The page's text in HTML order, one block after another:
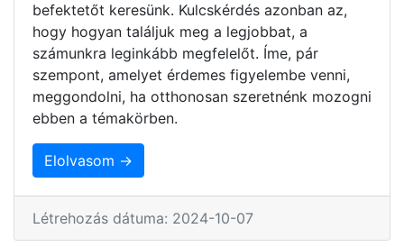
befektetőt keresünk. Kulcskérdés azonban az,
hogy hogyan találjuk meg a legjobbat, a
számunkra leginkább megfelelőt. Íme, pár
szempont, amelyet érdemes figyelembe venni,
meggondolni, ha otthonosan szeretnénk mozogni
ebben a témakörben.
Elolvasom →
Létrehozás dátuma: 2024-10-07